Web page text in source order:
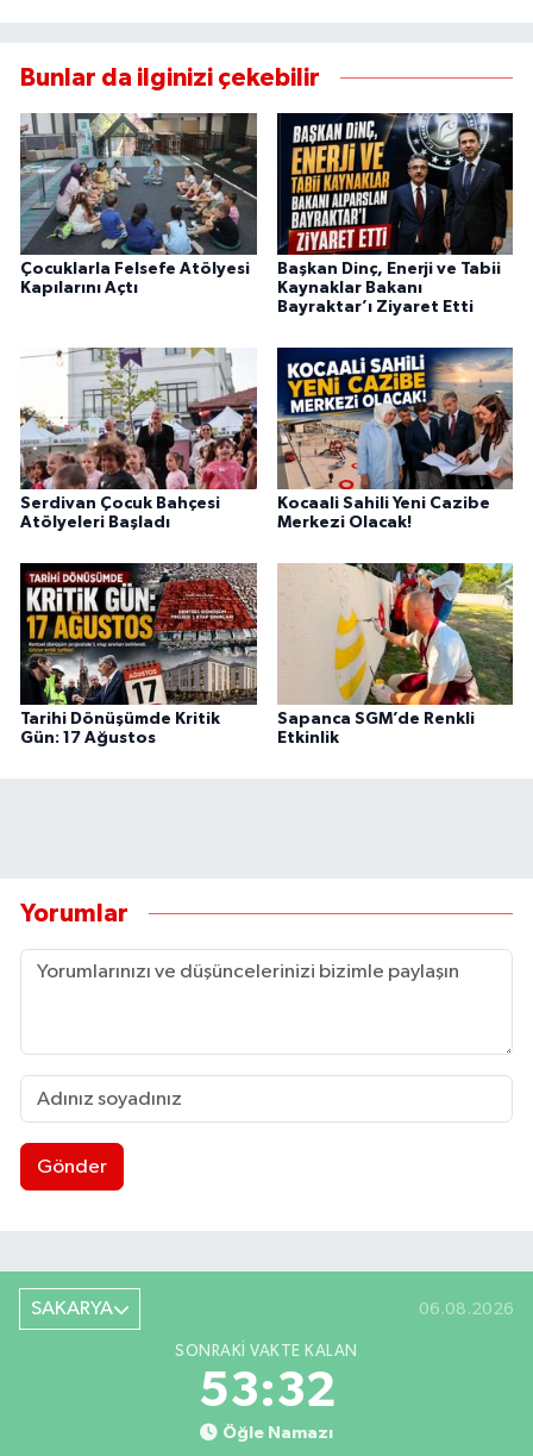
Bunlar da ilginizi çekebilir
Çocuklarla Felsefe Atölyesi
Kapılarını Açtı
Başkan Dinç, Enerji ve Tabii
Kaynaklar Bakanı
Bayraktar’ı Ziyaret Etti
Serdivan Çocuk Bahçesi
Atölyeleri Başladı
Kocaali Sahili Yeni Cazibe
Merkezi Olacak!
Tarihi Dönüşümde Kritik
Gün: 17 Ağustos
Sapanca SGM’de Renkli
Etkinlik
Yorumlar
Gönder
SAKARYA 06.08.2026
SONRAKI VAKTE KALAN
53:31
Öğle Namazı